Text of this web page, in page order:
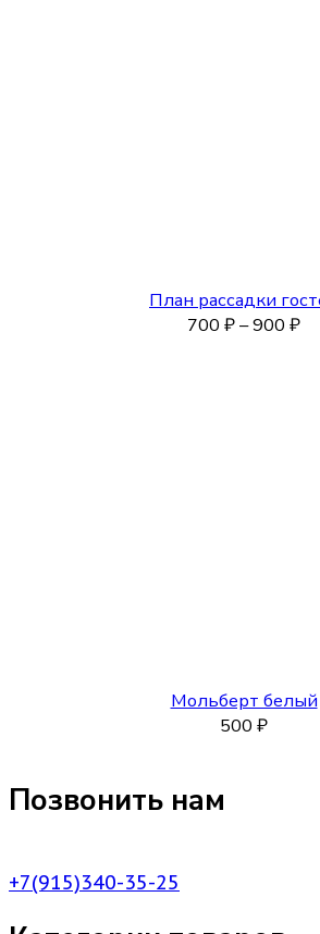
План рассадки
700 ₽–900 ₽
Мольберт белый
500 ₽
Позвонить нам
+7(915)340-35-25